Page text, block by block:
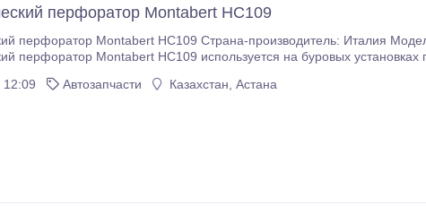
перфоратор Montabert HC109
HC109 Страна-производитель: Италия Модель: HC109 Состояние: восстановленный
перфоратор Montabert HC109 используется на буровых
пород.
12:09 Автозапчасти Казахстан, Астана